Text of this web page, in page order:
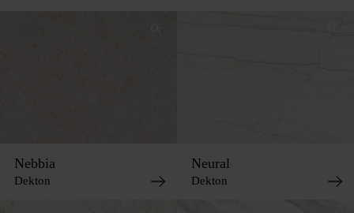
Nebbia
Dekton
Neural
Dekton